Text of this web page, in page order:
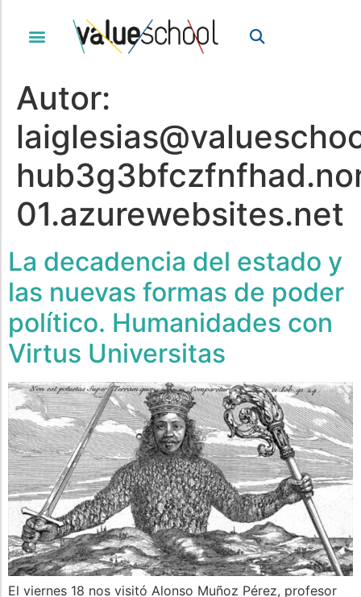
Autor:
01.azurewebsites.net
La decadencia del estado y
las nuevas formas de poder
político. Humanidades con
Virtus Universitas
El viernes 18 nos visitó Alonso Muñoz Pérez, profesor